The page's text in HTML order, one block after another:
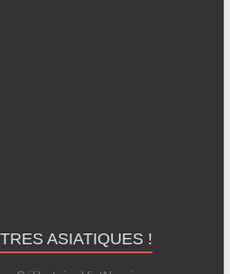
ASIATIQUES !